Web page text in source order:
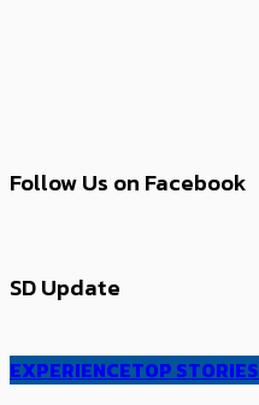
Follow Us on Facebook
SD Update
EXPERIENCETOP STORIES